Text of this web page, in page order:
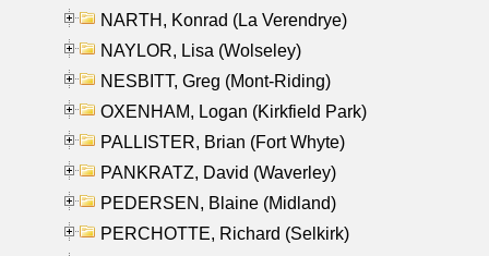
NARTH, Konrad (La Verendrye)
NAYLOR, Lisa (Wolseley)
NESBITT, Greg (Mont-Riding)
OXENHAM, Logan (Kirkfield Park)
PALLISTER, Brian (Fort Whyte)
PANKRATZ, David (Waverley)
PEDERSEN, Blaine (Midland)
PERCHOTTE, Richard (Selkirk)